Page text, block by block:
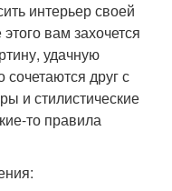
интерьер своей
вам захочется
удачную
друг с
и стилистические
то правила